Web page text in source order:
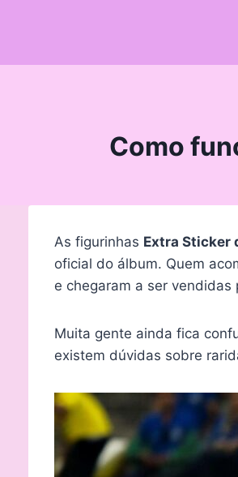
Como
As figurinhas Extra Sticker
oficial do álbum. Quem
e chegaram a ser
Muita gente ainda fica
existem dúvidas sobre